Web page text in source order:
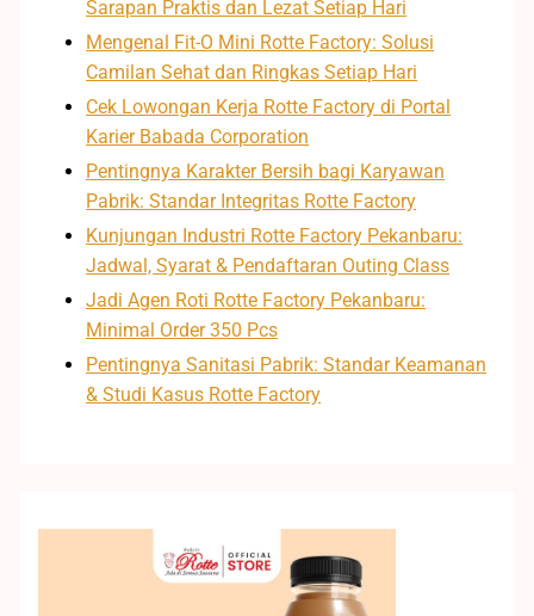
Sarapan Praktis dan Lezat Setiap Hari
Mengenal Fit-O Mini Rotte Factory: Solusi
Camilan Sehat dan Ringkas Setiap Hari
Cek Lowongan Kerja Rotte Factory di Portal
Karier Babada Corporation
Pentingnya Karakter Bersih bagi Karyawan
Pabrik: Standar Integritas Rotte Factory
Kunjungan Industri Rotte Factory Pekanbaru:
Jadwal, Syarat & Pendaftaran Outing Class
Jadi Agen Roti Rotte Factory Pekanbaru:
Minimal Order 350 Pcs
Pentingnya Sanitasi Pabrik: Standar Keamanan
& Studi Kasus Rotte Factory